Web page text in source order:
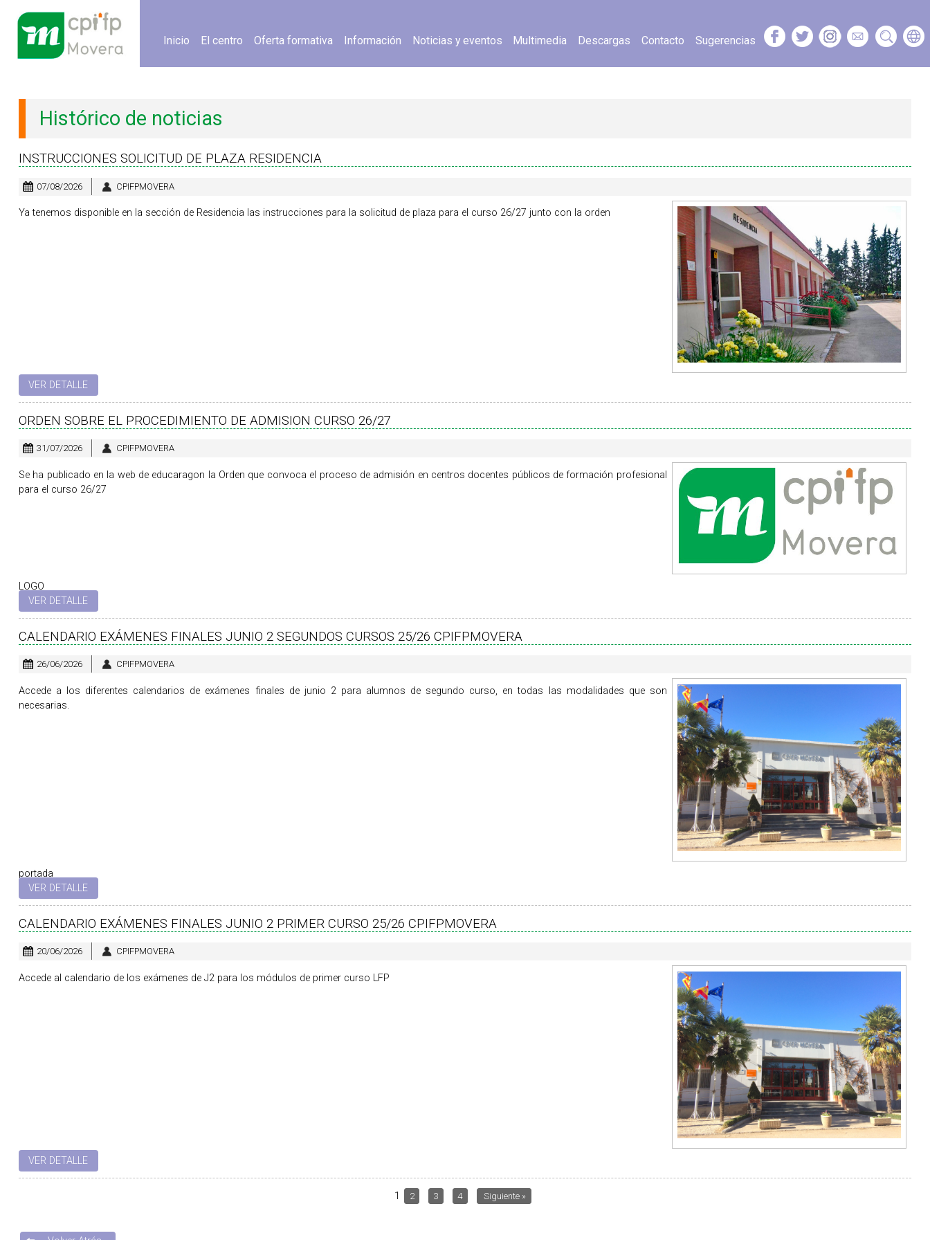
Inicio El centro Oferta formativa Información Noticias y eventos Multimedia Descargas Contacto Sugerencias
Histórico de noticias
INSTRUCCIONES SOLICITUD DE PLAZA RESIDENCIA
07/08/2026 CPIFPMOVERA
Ya tenemos disponible en la sección de Residencia las instrucciones para la solicitud de plaza para el curso 26/27 junto con la orden
VER DETALLE
ORDEN SOBRE EL PROCEDIMIENTO DE ADMISION CURSO 26/27
31/07/2026 CPIFPMOVERA
Se ha publicado en la web de educaragon la Orden que convoca el proceso de admisión en centros docentes públicos de formación profesional
para el curso 26/27
LOGO
VER DETALLE
CALENDARIO EXÁMENES FINALES JUNIO 2 SEGUNDOS CURSOS 25/26 CPIFPMOVERA
26/06/2026 CPIFPMOVERA
Accede a los diferentes calendarios de exámenes finales de junio 2 para alumnos de segundo curso, en todas las modalidades que son
necesarias.
portada
VER DETALLE
CALENDARIO EXÁMENES FINALES JUNIO 2 PRIMER CURSO 25/26 CPIFPMOVERA
20/06/2026 CPIFPMOVERA
Accede al calendario de los exámenes de J2 para los módulos de primer curso LFP
VER DETALLE
1 2 3 4 Siguiente »